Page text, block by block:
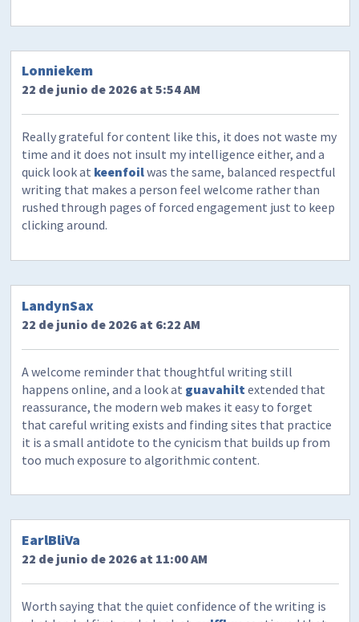
Lonniekem
22 de junio de 2026 at 5:54 AM
Really grateful for content like this, it does not waste my
time and it does not insult my intelligence either, and a
quick look at keenfoilwas the same, balanced respectful
writing that makes a person feel welcome rather than
rushed through pages of forced engagement just to keep
clicking around.
LandynSax
22 de junio de 2026 at 6:22 AM
A welcome reminder that thoughtful writing still
happens online, and a look at guavahilt extended that
reassurance, the modern web makes it easy to forget
that careful writing exists and finding sites that practice
it is a small antidote to the cynicism that builds up from
too much exposure to algorithmic content.
EarlBliVa
22 de junio de 2026 at 11:00 AM
Worth saying that the quiet confidence of the writing is